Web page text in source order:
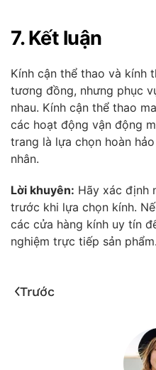
7. Kết luận
Kính cận thể thao và kính
tương đồng, nhưng phục
nhau. Kính cận thể thao
các hoạt động vận động
trang là lựa chọn hoàn
nhân.
Lời khuyên: Hãy xác định
trước khi lựa chọn kính.
các cửa hàng kính uy tín
nghiệm trực tiếp sản phẩm.
Trước